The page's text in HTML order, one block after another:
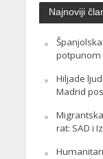
Najnoviji
potpunom
Hiljade
Madrid
rat: SAD i